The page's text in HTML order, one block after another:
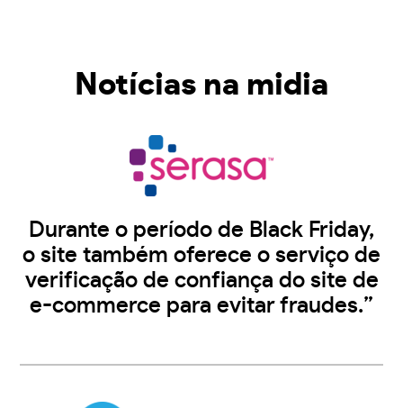
Notícias na midia
Durante o período de Black Friday,
o site também oferece o serviço de
verificação de confiança do site de
e-commerce para evitar fraudes.”